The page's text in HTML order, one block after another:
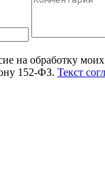
на обработку
152-ФЗ. Текст